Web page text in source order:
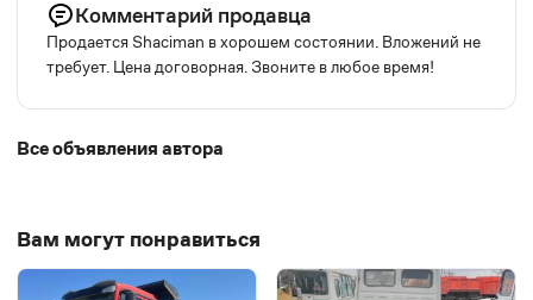
Комментарий продавца
Продается Shaciman в хорошем состоянии. Вложений не
требует. Цена договорная. Звоните в любое время!
Все объявления автора
Вам могут понравиться